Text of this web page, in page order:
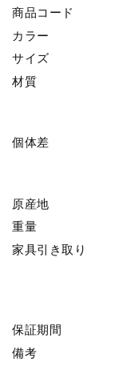
商品コード
カラー
サイズ
材質
個体差
原産地
重量
家具引き取り
保証期間
備考